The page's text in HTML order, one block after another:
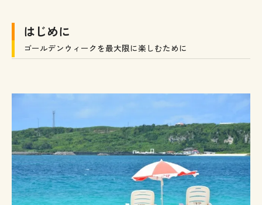
ップル旅行プラン
神津島ダイビングショップ3選
アクアメイト
ティアーズブルー
ゴールデンウィークを最大限に楽しむために
まとめ
はじめに
ゴールデンウィークを最大限に楽しむために